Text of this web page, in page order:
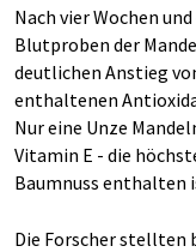
Nach vier Wochen
Blutproben der
deutlichen Anstieg
enthaltenen
Nur eine Unze
Vitamin E - die
Baumnuss enthalten
Die Forscher stellten